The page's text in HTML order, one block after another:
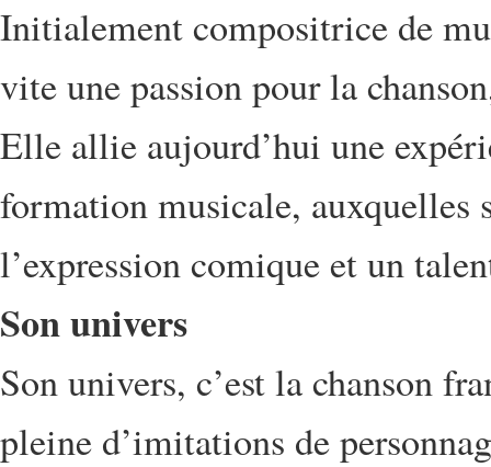
Initialement compositrice de
vite une passion pour la
Elle allie aujourd’hui une
formation musicale, auxquelles
l’expression comique et un
Son univers
Son univers, c’est la chanson
pleine d’imitations de